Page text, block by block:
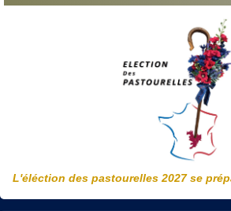
L'éléction des pastourelles 2027 se